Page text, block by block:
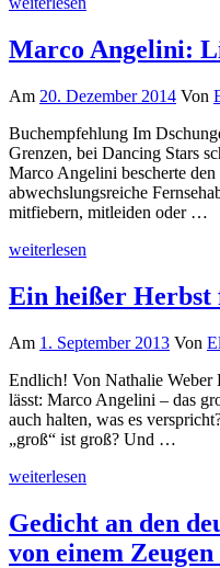
Marco Angelini:
Am 20. Dezember 2014 Von
Buchempfehlung Im
Grenzen, bei Dancing Stars
Marco Angelini bescherte
abwechslungsreiche
mitfiebern, mitleiden oder …
weiterlesen
Ein heißer
Am 1. September 2013 Von
Endlich! Von Nathalie Weber
lässt: Marco Angelini – das
auch halten, was es
„groß“ ist groß? Und …
weiterlesen
Gedicht an den
von einem